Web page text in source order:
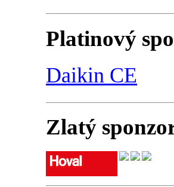
Platinový
Daikin CE
Zlatý